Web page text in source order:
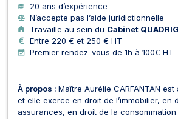
20 ans d’expérience
N’accepte pas l’aide juridictionnelle
Travaille au sein du Cabinet
Entre 220 € et 250 € HT
Premier rendez-vous de 1h à 100€ HT
À propos : Maître Aurélie CARFANTAN
et elle exerce en droit de l’immobilier, en
assurances, en droit de la consommation